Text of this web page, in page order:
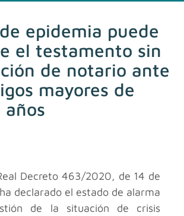
epidemia puede
el testamento sin
de notario ante
mayores de
años
Decreto 463/2020, de 14 de
declarado el estado de alarma
de la situación de crisis